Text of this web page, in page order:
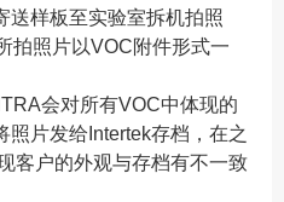
送样板至实验室拆机拍照
拍照片以VOC附件形式一
会对所有VOC中体现的
照片发给Intertek存档，在之
客户的外观与存档有不一致